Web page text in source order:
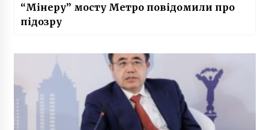
“Мінеру” мосту Метро повідомили про
підозру